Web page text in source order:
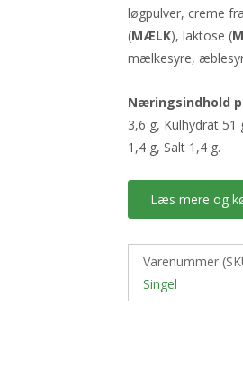
løgpulver, creme
(MÆLK), laktose (
mælkesyre,
Næringsindhold
3,6 g, Kulhydrat
1,4 g, Salt 1,4 g.
Læs mere og
Varenummer
Singel